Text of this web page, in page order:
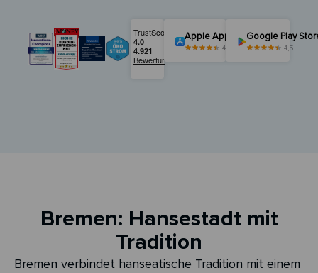
Apple App Store
4,5
Google Play
4,5
Bremen: Hansestadt mit
Tradition
Bremen verbindet hanseatische Tradition mit einem